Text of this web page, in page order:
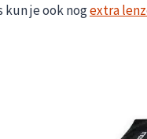
kun je ook nogextra